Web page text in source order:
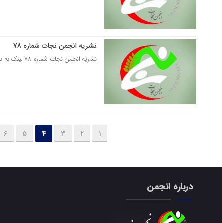
نشریه انجمن نجات شماره 78
نشریه انجمن نجات شماره 78 لینک به نشریه انجمن نجات شماره 78
1
2
3
4
5
6
درباره انجمن